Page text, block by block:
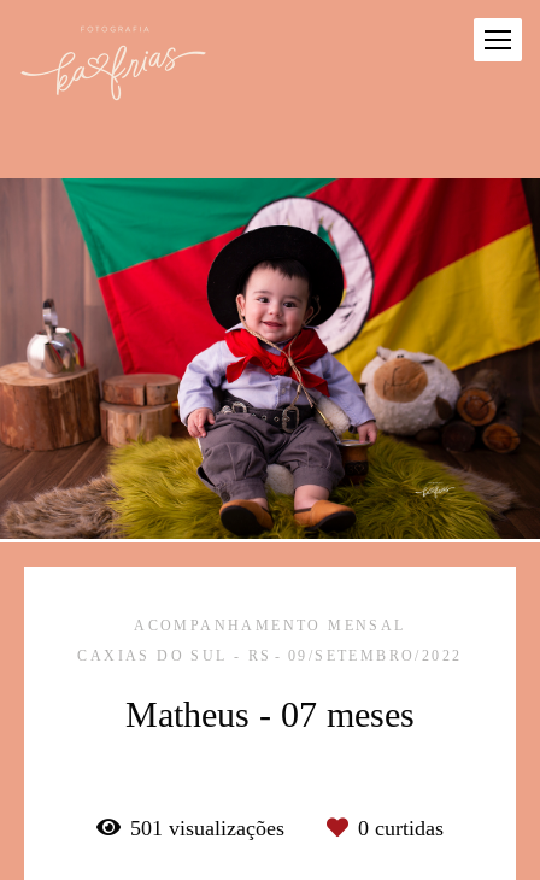
ACOMPANHAMENTO MENSAL
CAXIAS DO SUL - RS
09/SETEMBRO/2022
Matheus - 07 meses
501 visualizações 0 curtidas